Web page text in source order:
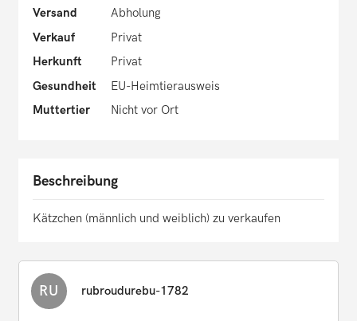
Versand
Abholung
Verkauf
Privat
Herkunft
Privat
Gesundheit
EU-Heimtierausweis
Muttertier
Nicht vor Ort
Beschreibung
Kätzchen (männlich und weiblich) zu verkaufen
RU rubroudurebu-1782